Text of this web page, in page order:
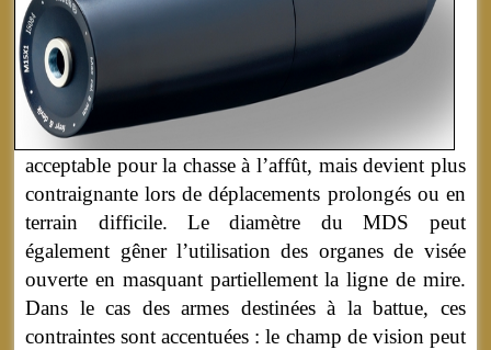
acceptable pour la chasse à l’affût, mais devient plus
contraignante lors de déplacements prolongés ou en
terrain difficile. Le diamètre du MDS peut
également gêner l’utilisation des organes de visée
ouverte en masquant partiellement la ligne de mire.
Dans le cas des armes destinées à la battue, ces
contraintes sont accentuées : le champ de vision peut